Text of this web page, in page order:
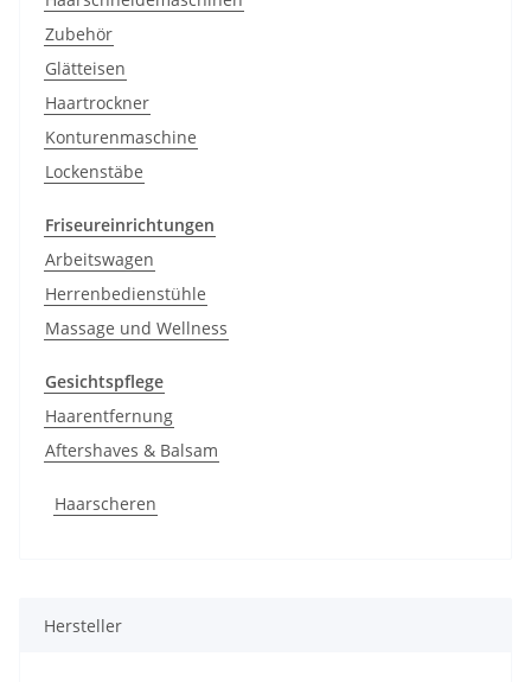
Zubehör
Glätteisen
Haartrockner
Konturenmaschine
Lockenstäbe
Friseureinrichtungen
Arbeitswagen
Herrenbedienstühle
Massage und Wellness
Gesichtspflege
Haarentfernung
Aftershaves & Balsam
Haarscheren
Hersteller